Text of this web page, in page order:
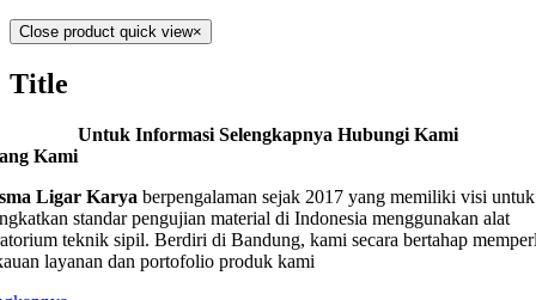
Close product quick view×
Title
Untuk Informasi Selengkapnya Hubungi Kami
Kami
Ligar Karya berpengalaman sejak 2017 yang memiliki visi untuk
standar pengujian material di Indonesia menggunakan alat
teknik sipil. Berdiri di Bandung, kami secara bertahap
layanan dan portofolio produk kami